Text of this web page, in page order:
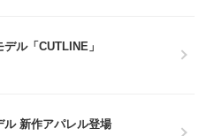
ル「CUTLINE」
ル 新作アパレル登場